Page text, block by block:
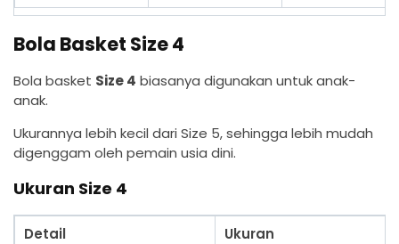
Bola Basket Size 4
Bola basket Size 4 biasanya digunakan untuk anak-
anak.
Ukurannya lebih kecil dari Size 5, sehingga lebih mudah
digenggam oleh pemain usia dini.
Ukuran Size 4
Detail
Ukuran